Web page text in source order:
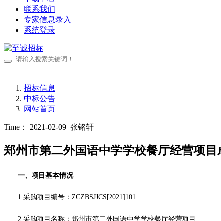
联系我们
专家信息录入
系统登录
招标信息
中标公告
网站首页
Time： 2021-02-09 张铭轩
郑州市第二外国语中学学校餐厅经营项目
一、项目基本情况
1.采购项目编号： ZCZBSJJCS[2021]101
2.采购项目名称： 郑州市第二外国语中学学校餐厅经营项目